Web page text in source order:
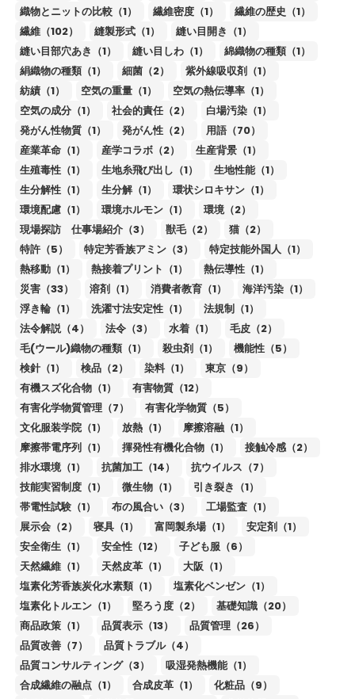
織物とニットの比較（1）
繊維密度（1）
繊維の歴史（1）
繊維（102）
縫製形式（1）
縫い目開き（1）
縫い目部穴あき（1）
縫い目しわ（1）
綿織物の種類（1）
絹織物の種類（1）
細菌（2）
紫外線吸収剤（1）
紡績（1）
空気の重量（1）
空気の熱伝導率（1）
空気の成分（1）
社会的責任（2）
白場汚染（1）
発がん性物質（1）
発がん性（2）
用語（70）
産業革命（1）
産学コラボ（2）
生産背景（1）
生殖毒性（1）
生地糸飛び出し（1）
生地性能（1）
生分解性（1）
生分解（1）
環状シロキサン（1）
環境配慮（1）
環境ホルモン（1）
環境（2）
現場探訪 仕事場紹介（3）
獣毛（2）
猫（2）
特許（5）
特定芳香族アミン（3）
特定技能外国人（1）
熱移動（1）
熱接着プリント（1）
熱伝導性（1）
災害（33）
溶剤（1） 消費者教育（1）
海洋汚染（1）
浮き輪（1）
洗濯寸法安定性（1）
法規制（1）
法令解説（4）
法令（3） 水着（1）
毛皮（2）
毛(ウール)織物の種類（1）
殺虫剤（1）
機能性（5）
検針（1）
検品（2） 染料（1）
東京（9）
有機スズ化合物（1）
有害物質（12）
有害化学物質管理（7）
有害化学物質（5）
文化服装学院（1）
放熱（1）
摩擦溶融（1）
摩擦帯電序列（1）
揮発性有機化合物（1）
接触冷感（2）
排水環境（1）
抗菌加工（14）
抗ウイルス（7）
技能実習制度（1）
微生物（1）
引き裂き（1）
帯電性試験（1）
布の風合い（3）
工場監査（1）
展示会（2）
寝具（1） 富岡製糸場（1）
安定剤（1）
安全衛生（1）
安全性（12）
子ども服（6）
天然繊維（1）
天然皮革（1）
大阪（1）
塩素化芳香族炭化水素類（1）
塩素化ベンゼン（1）
塩素化トルエン（1）
堅ろう度（2）
基礎知識（20）
商品政策（1）
品質表示（13）
品質管理（26）
品質改善（7）
品質トラブル（4）
品質コンサルティング（3）
吸湿発熱機能（1）
合成繊維の融点（1）
合成皮革（1）
化粧品（9）